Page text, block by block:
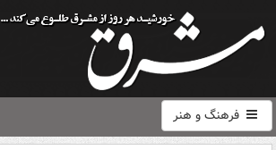
فرهنگ و هنر